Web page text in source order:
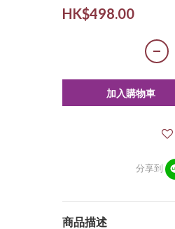
HK$498.00
加入購物車
分享到
商品描述